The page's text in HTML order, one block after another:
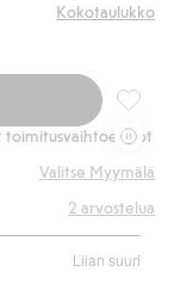
Kokotaulukko
Valitse Myymälä
Liian suuri
2 arvostelua